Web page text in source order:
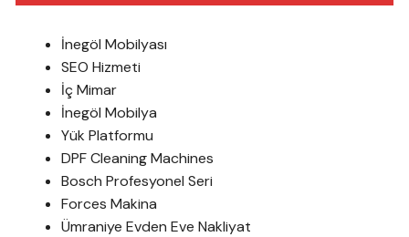
İnegöl Mobilyası
SEO Hizmeti
İç Mimar
İnegöl Mobilya
Yük Platformu
DPF Cleaning Machines
Bosch Profesyonel Seri
Forces Makina
Ümraniye Evden Eve Nakliyat